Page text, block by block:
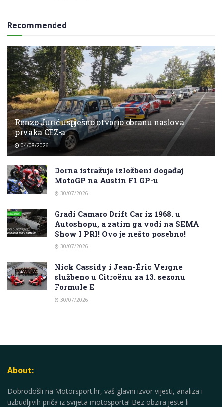
Recommended
Renzo Jurić uspješno otvorio obranu naslova
prvaka CEZ-a
04/08/2026
Dorna istražuje izložbeni događaj
MotoGP na Austin F1 GP-u
30/07/2026
Gradi Camaro Drift Car iz 1968. u
Autoshopu, a zatim ga vodi na SEMA
Show I PRI! Ovo je nešto posebno!
30/07/2026
Nick Cassidy i Jean-Éric Vergne
službeno u Citroënu za 13. sezonu
Formule E
30/07/2026
About:
Dobrodošli na Motorsport.hr, vaš glavni izvor vijesti, analiza i
uzbudljivih priča iz svijeta motosporta! Bez obzira jeste li